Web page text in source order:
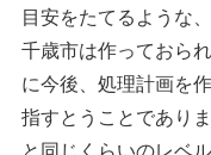
目安をたてるような
千歳市は作っておら
に今後、処理計画を
指すとうことであり